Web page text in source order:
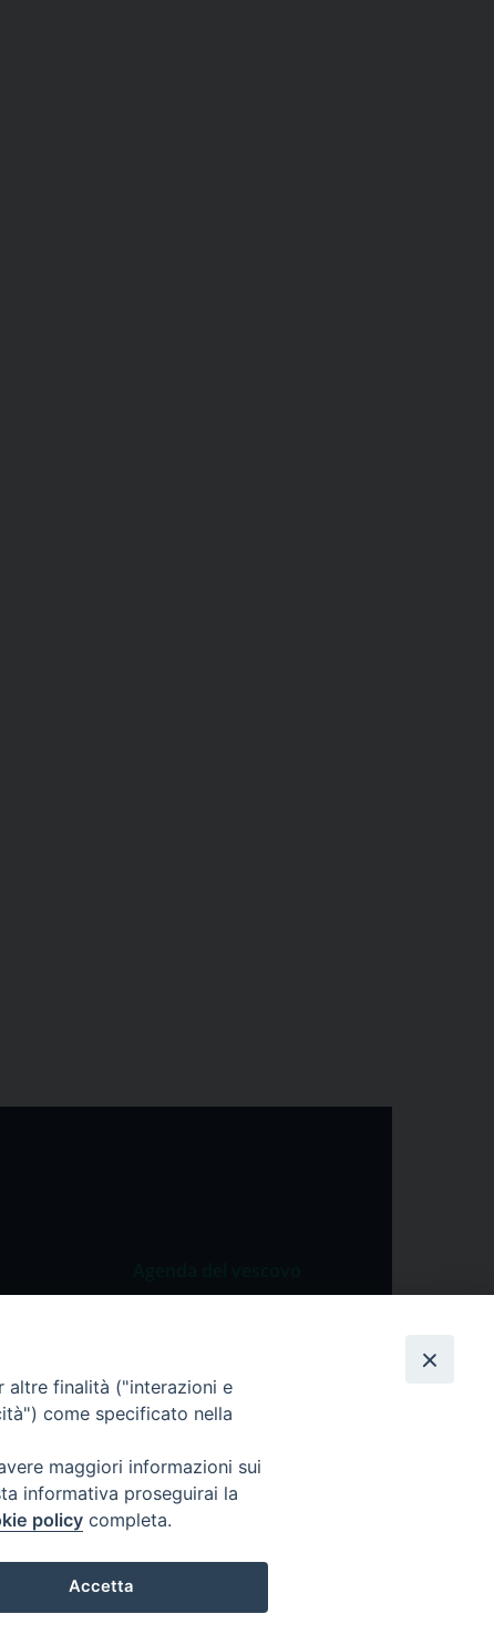
Preghiera
altre finalità ("interazioni e
come specificato nella
maggiori informazioni sui
informativa proseguirai la
policy completa.
Accetta